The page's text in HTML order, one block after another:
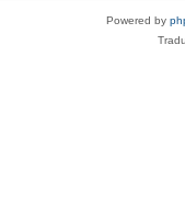
Powered by